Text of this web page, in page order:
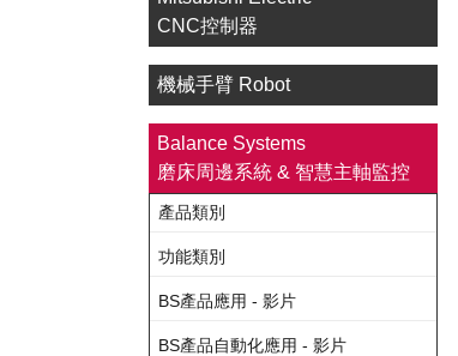
CNC控制器
機械手臂 Robot
Balance Systems
磨床周邊系統 & 智慧主軸監控
產品類別
功能類別
BS產品應用 - 影片
BS產品自動化應用 - 影片